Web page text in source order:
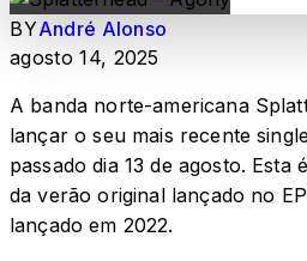
BYAndré Alonso
agosto 14, 2025
A banda norte-americana
lançar o seu mais recente
passado dia 13 de agosto. Esta
da verão original lançado no
lançado em 2022.